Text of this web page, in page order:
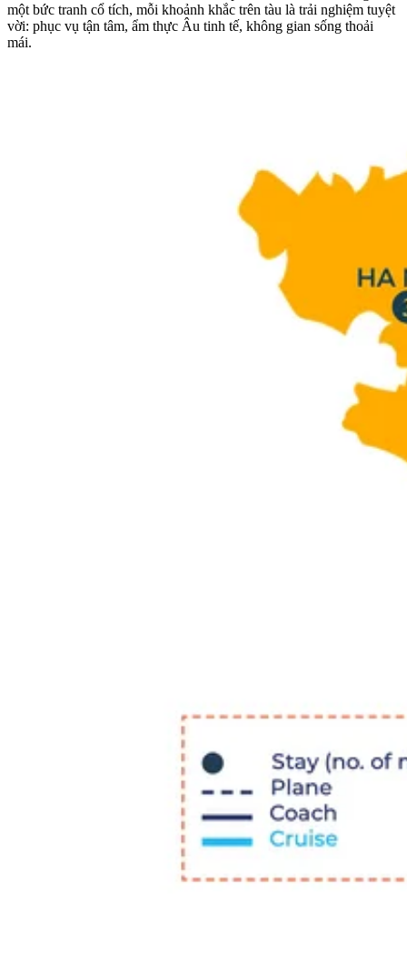
một bức tranh cổ tích, mỗi khoảnh khắc trên tàu là trải nghiệm tuyệt
vời: phục vụ tận tâm, ẩm thực Âu tinh tế, không gian sống thoải
mái.